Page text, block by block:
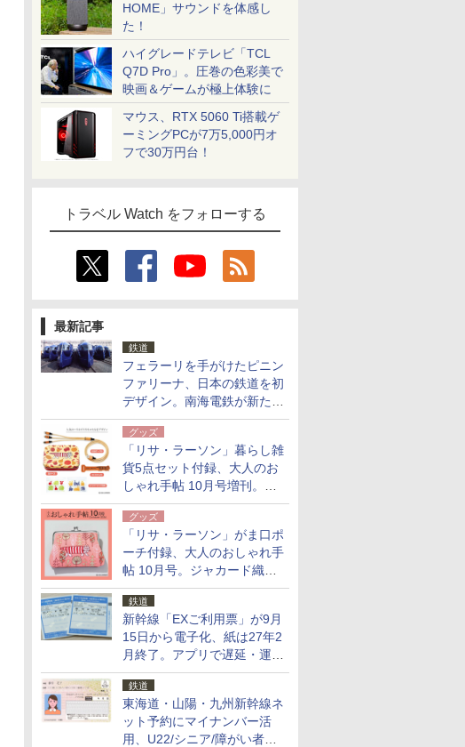
HOME」サウンドを体感し
た！
ハイグレードテレビ「TCL
Q7D Pro」。圧巻の色彩美で
映画＆ゲームが極上体験に
マウス、RTX 5060 Ti搭載ゲ
ーミングPCが7万5,000円オ
フで30万円台！
トラベル Watch をフォローする
最新記事
鉄道
フェラーリを手がけたピニン
ファリーナ、日本の鉄道を初
デザイン。南海電鉄が新たな
「空港特急」をなにわ筋線へ
導入
グッズ
「リサ・ラーソン」暮らし雑
貨5点セット付録、大人のお
しゃれ手帖 10月号増刊。
USBケーブルや缶ケースなど
グッズ
「リサ・ラーソン」がま口ポ
ーチ付録、大人のおしゃれ手
帖 10月号。ジャカード織の
北欧猫デザイン
鉄道
新幹線「EXご利用票」が9月
15日から電子化、紙は27年2
月終了。アプリで遅延・運休
も確認可能に
鉄道
東海道・山陽・九州新幹線ネ
ット予約にマイナンバー活
用、U22/シニア/障がい者割